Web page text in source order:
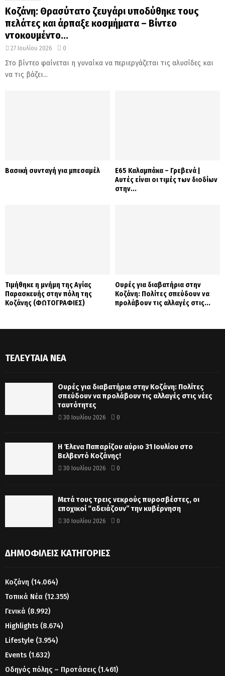
Κοζάνη: Θρασύτατο ζευγάρι υποδύθηκε τους
πελάτες και άρπαξε κοσμήματα – Βίντεο
ντοκουμέντο...
27 Ιουλίου 2026 0
Στο βίντεο φαίνεται η γυναίκα να περιεργάζεται τις αλυσίδες και
να τις βάζει...
Βασική συνταγή για μπεσαμέλ
Ε65 Καλαμπάκα – Γρεβενά |
Αυτές είναι οι τιμές των διοδίων
στην...
Τιμήθηκε η μνήμη της Αγίας
Παρασκευής στην πόλη της
Κοζάνης (ΦΩΤΟΓΡΑΦΙΕΣ)
Ουρές για διαβατήρια στην
Κοζάνη: Πολίτες σπεύδουν να
προλάβουν τις αλλαγές στις...
ΤΕΛΕΥΤΑΊΑ ΝΈΑ
Ουρές για διαβατήρια στην Κοζάνη: Πολίτες
σπεύδουν να προλάβουν τις αλλαγές στις νέες
ταυτότητες
30 Ιουλίου 2026 0
Η Έλενα Παπαρίζου αύριο 31 Ιουλίου στο
Βελβεντό Κοζάνης!
30 Ιουλίου 2026 0
Μετά τους τρεις νεκρούς πυροσβέστες, οι
εποχικοί “αδειάζουν” την κυβέρνηση
30 Ιουλίου 2026 0
ΔΗΜΟΦΙΛΕΊΣ ΚΑΤΗΓΟΡΊΕΣ
Κοζάνη (14.064)
Τοπικά Νέα (12.355)
Γενικά (8.992)
Highlights (8.674)
Lifestyle (3.954)
Events (1.632)
Οδηγός πόλης – Προτάσεις (1.461)